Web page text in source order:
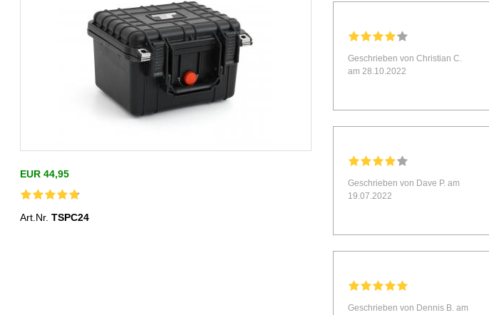
EUR 44,95
Art.Nr.TSPC24
Geschrieben von Christian C.
am 28.10.2022
Geschrieben von Dave P. am
19.07.2022
Geschrieben von Dennis B. am